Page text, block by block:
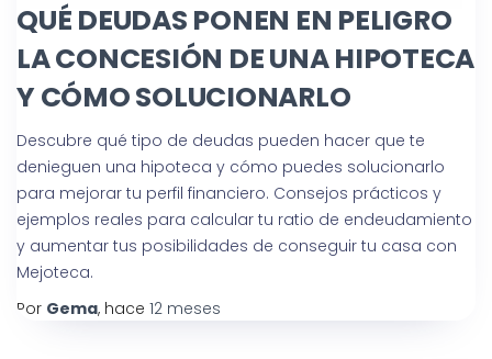
QUÉ DEUDAS PONEN EN PELIGRO
LA CONCESIÓN DE UNA HIPOTECA
Y CÓMO SOLUCIONARLO
Descubre qué tipo de deudas pueden hacer que te
denieguen una hipoteca y cómo puedes solucionarlo
para mejorar tu perfil financiero. Consejos prácticos y
ejemplos reales para calcular tu ratio de endeudamiento
y aumentar tus posibilidades de conseguir tu casa con
Mejoteca.
Por Gema, hace 12 meses